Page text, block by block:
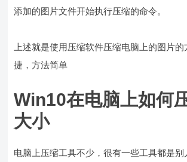
添加的图片文件开始执行压缩的命令。
上述就是使用压缩软件压缩电脑上的图片
捷，方法简单
Win10在电脑上如何
大小
电脑上压缩工具不少，很有一些工具都是